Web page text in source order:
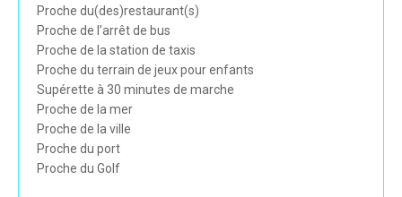
Proche du(des)restaurant(s)
Proche de l’arrêt de bus
Proche de la station de taxis
Proche du terrain de jeux pour enfants
Supérette à 30 minutes de marche
Proche de la mer
Proche de la ville
Proche du port
Proche du Golf